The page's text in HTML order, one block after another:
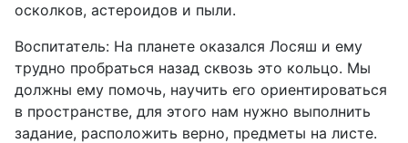
осколков, астероидов и пыли.
Воспитатель: На планете оказался Лосяш и ему
трудно пробраться назад сквозь это кольцо. Мы
должны ему помочь, научить его ориентироваться
в пространстве, для этого нам нужно выполнить
задание, расположить верно, предметы на листе.